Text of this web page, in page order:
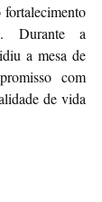
fortalecimento
Durante a
a mesa de
com
de vida